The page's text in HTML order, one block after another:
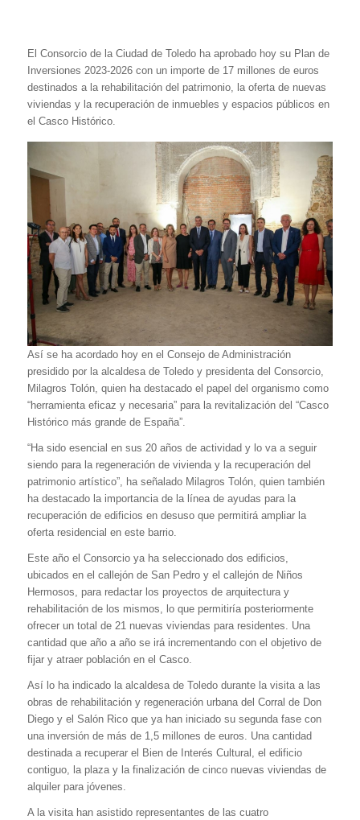
El Consorcio de la Ciudad de Toledo ha aprobado hoy su Plan de
Inversiones 2023-2026 con un importe de 17 millones de euros
destinados a la rehabilitación del patrimonio, la oferta de nuevas
viviendas y la recuperación de inmuebles y espacios públicos en
el Casco Histórico.
Así se ha acordado hoy en el Consejo de Administración
presidido por la alcaldesa de Toledo y presidenta del Consorcio,
Milagros Tolón, quien ha destacado el papel del organismo como
“herramienta eficaz y necesaria” para la revitalización del “Casco
Histórico más grande de España”.
“Ha sido esencial en sus 20 años de actividad y lo va a seguir
siendo para la regeneración de vivienda y la recuperación del
patrimonio artístico”, ha señalado Milagros Tolón, quien también
ha destacado la importancia de la línea de ayudas para la
recuperación de edificios en desuso que permitirá ampliar la
oferta residencial en este barrio.
Este año el Consorcio ya ha seleccionado dos edificios,
ubicados en el callejón de San Pedro y el callejón de Niños
Hermosos, para redactar los proyectos de arquitectura y
rehabilitación de los mismos, lo que permitiría posteriormente
ofrecer un total de 21 nuevas viviendas para residentes. Una
cantidad que año a año se irá incrementando con el objetivo de
fijar y atraer población en el Casco.
Así lo ha indicado la alcaldesa de Toledo durante la visita a las
obras de rehabilitación y regeneración urbana del Corral de Don
Diego y el Salón Rico que ya han iniciado su segunda fase con
una inversión de más de 1,5 millones de euros. Una cantidad
destinada a recuperar el Bien de Interés Cultural, el edificio
contiguo, la plaza y la finalización de cinco nuevas viviendas de
alquiler para jóvenes.
A la visita han asistido representantes de las cuatro